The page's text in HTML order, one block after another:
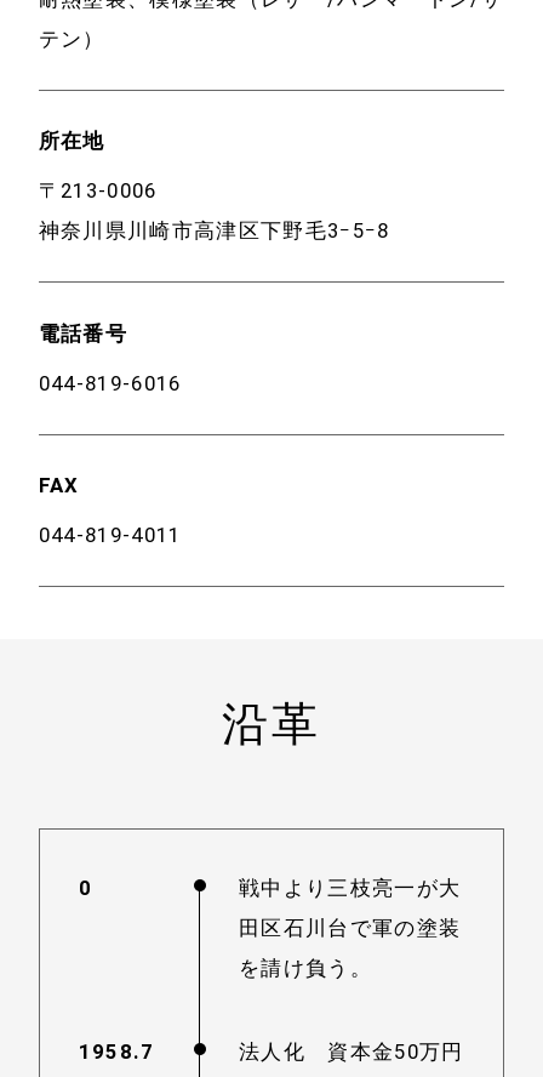
テン）
所在地
〒213-0006
神奈川県川崎市高津区下野毛3ｰ5ｰ8
電話番号
044-819-6016
FAX
044-819-4011
沿革
0
戦中より三枝亮一が大
田区石川台で軍の塗装
を請け負う。
1958.7
法人化 資本金50万円